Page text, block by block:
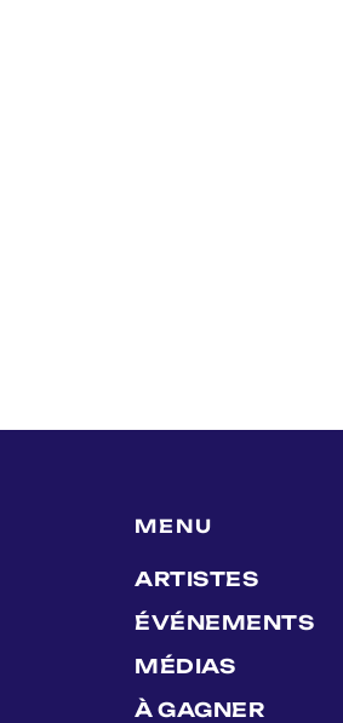
MENU
ARTISTES
ÉVÉNEMENTS
MÉDIAS
À GAGNER